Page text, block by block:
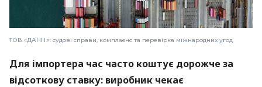
ТОВ «ДАНН.»: судові справи, комплаєнс та перевірка міжнародних угод
Для імпортера час часто коштує дорожче за
відсоткову ставку: виробник чекає